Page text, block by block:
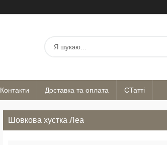
Контакти Доставка та оплата СТатті
Шовкова хустка Леа